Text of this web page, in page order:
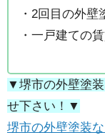
・2回目の外
・一戸建ての
▼堺市の外壁塗
せ下さい！▼
堺市の外壁塗装